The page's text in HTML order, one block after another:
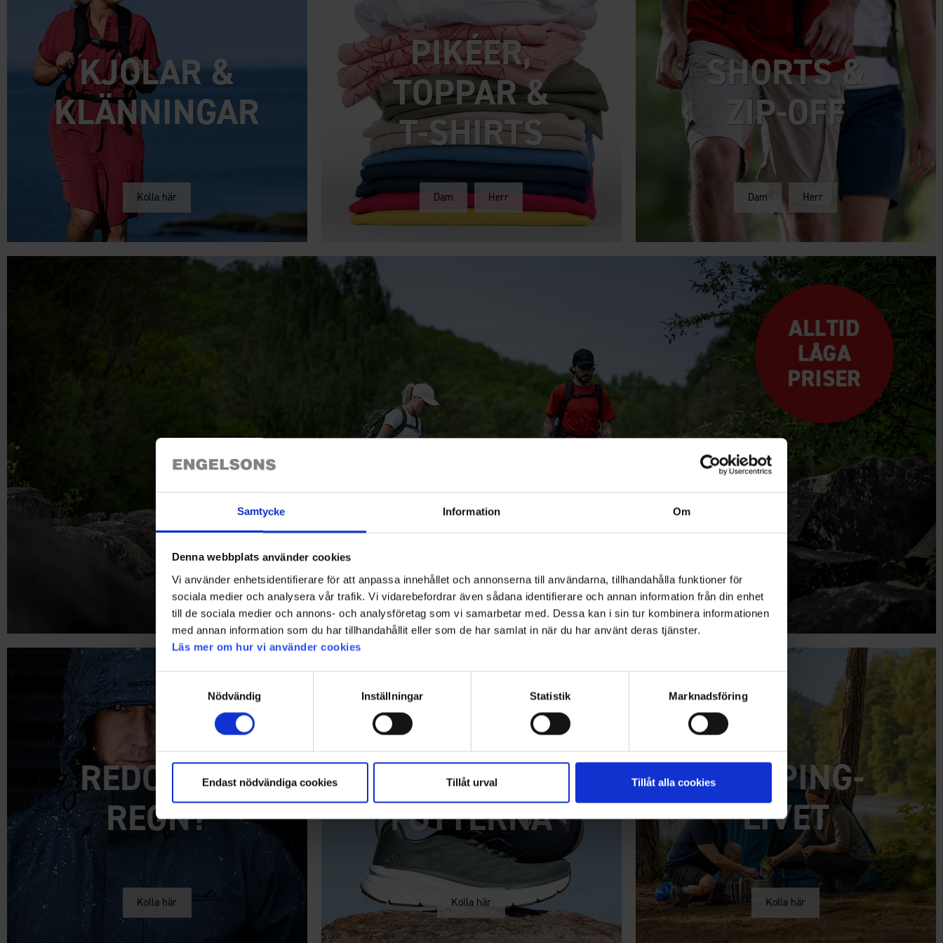
Samtycke Information Om
Denna webbplats använder cookies
Vi använder enhetsidentifierare för att anpassa innehållet och annonserna till användarna, tillhandahålla funktioner för
sociala medier och analysera vår trafik. Vi vidarebefordrar även sådana identifierare och annan information från din enhet
till de sociala medier och annons- och analysföretag som vi samarbetar med. Dessa kan i sin tur kombinera informationen
med annan information som du har tillhandahållit eller som de har samlat in när du har använt deras tjänster.
Läs mer om hur vi använder cookies
Nödvändig
Inställningar Statistik Marknadsföring
Endast nödvändiga cookies Tillåt urval Tillåt alla cookies
Kolla här
KJOLAR &
KLÄNNINGAR
PIKÉER,
TOPPAR &
T-SHIRTS
Dam Herr
SHORTS &
ZIP-OFF
Dam Herr
DITT NÄSTA ÄVENTYR BÖRJAR HÄR
Allt för vandring & friluftsliv
Kläder Kängor & skor Ryggsäckar Mat & dryck Kartor & böcker Utrustning
Kolla här
REDO FÖR
REGN?
Kolla här
SKÖNT PÅ
FÖTTERNA
Kolla här
CAMPING-
LIVET